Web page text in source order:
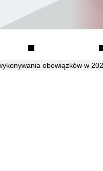
obowiązków w